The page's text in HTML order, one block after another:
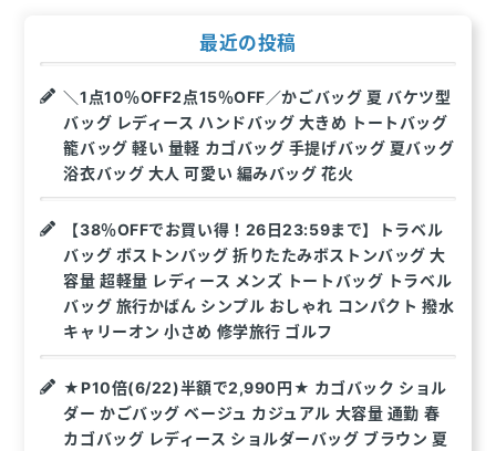
最近の投稿
＼1点10％OFF2点15％OFF／かごバッグ 夏 バケツ型
バッグ レディース ハンドバッグ 大きめ トートバッグ
籠バッグ 軽い 量軽 カゴバッグ 手提げバッグ 夏バッグ
浴衣バッグ 大人 可愛い 編みバッグ 花火
【38％OFFでお買い得！26日23:59まで】トラベル
バッグ ボストンバッグ 折りたたみボストンバッグ 大
容量 超軽量 レディース メンズ トートバッグ トラベル
バッグ 旅行かばん シンプル おしゃれ コンパクト 撥水
キャリーオン 小さめ 修学旅行 ゴルフ
★P10倍(6/22)半額で2,990円★ カゴバック ショル
ダー かごバッグ ベージュ カジュアル 大容量 通勤 春
カゴバッグ レディース ショルダーバッグ ブラウン 夏